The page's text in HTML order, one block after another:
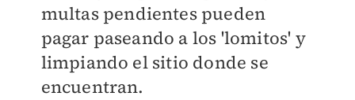
multas pendientes pueden
pagar paseando a los 'lomitos' y
limpiando el sitio donde se
encuentran.